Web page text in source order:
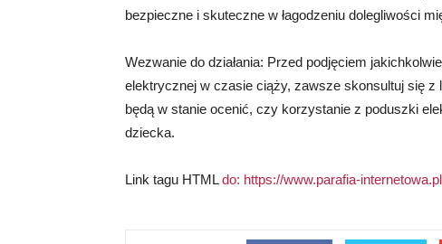
bezpieczne i skuteczne w łagodzeniu dolegliwości
Wezwanie do działania: Przed podjęciem
elektrycznej w czasie ciąży, zawsze skonsultuj się
będą w stanie ocenić, czy korzystanie z poduszki
dziecka.
Link tagu HTMLdo: https://www.parafia-